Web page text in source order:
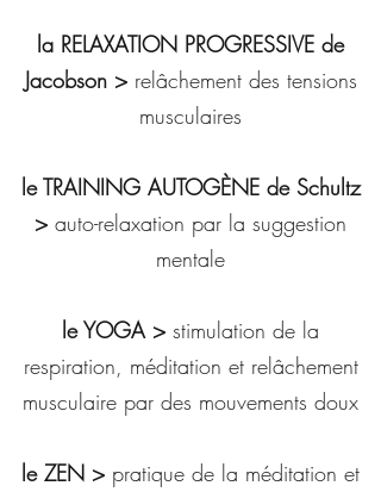
la RELAXATION PROGRESSIVE de
Jacobson >relâchement des tensions
musculaires
le TRAINING AUTOGÈNE de Schultz
> auto-relaxation par la suggestion
mentale
le YOGA > stimulation de la
respiration, méditation et relâchement
musculaire par des mouvements doux
le ZEN > pratique de la méditation et